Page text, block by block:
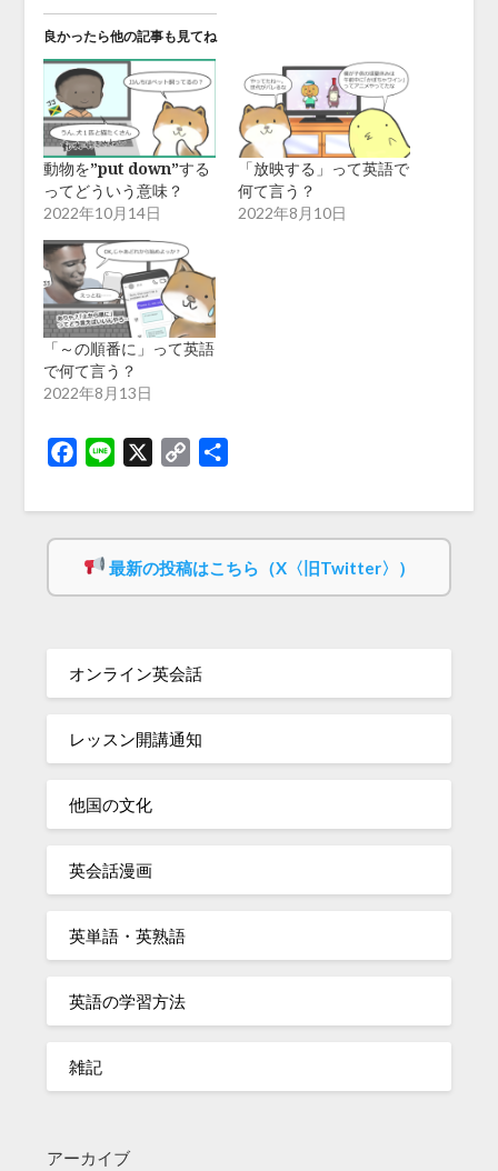
良かったら他の記事も見てね
動物を”put down”する
ってどういう意味？
2022年10月14日
「放映する」って英語で
何て言う？
2022年8月10日
「～の順番に」って英語
で何て言う？
2022年8月13日
Facebook
Line
Copy
最新の投稿はこちら（X〈旧Twitter〉）
オンライン英会話
レッスン開講通知
他国の文化
英会話漫画
英単語・英熟語
英語の学習方法
雑記
アーカイブ